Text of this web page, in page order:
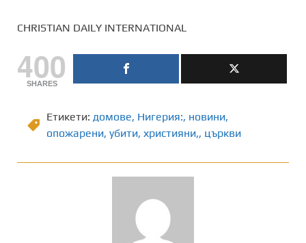
CHRISTIAN DAILY INTERNATIONAL
400
SHARES
Етикети: домове, Нигерия:, новини,
опожарени, убити, християни,, църкви